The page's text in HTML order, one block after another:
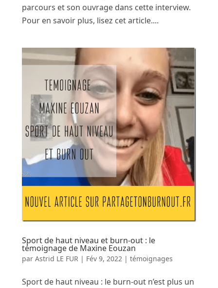
parcours et son ouvrage dans cette interview.
Pour en savoir plus, lisez cet article....
Sport de haut niveau et burn-out : le
témoignage de Maxine Eouzan
par Astrid LE FUR| Fév 9, 2022| témoignages
Sport de haut niveau : le burn-out n’est plus un